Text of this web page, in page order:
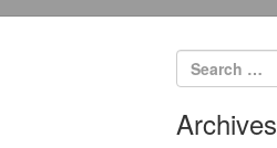
Search for:
Archives